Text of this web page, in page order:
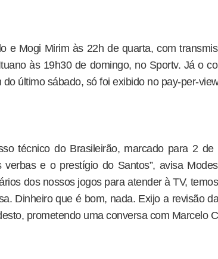
e Mogi Mirim às 22h de quarta, com
às 19h30 de domingo, no Sportv. Já o
último sábado, só foi exibido no pay-per-
técnico do Brasileirão, marcado para 2 de
e o prestígio do Santos”, avisa
dos nossos jogos para atender à TV,
Dinheiro que é bom, nada. Exijo a revisão
prometendo uma conversa com Marcelo